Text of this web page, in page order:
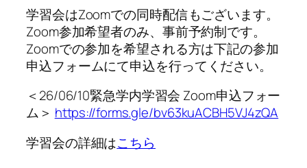
学習会はZoomでの同時配信もございます。
Zoom参加希望者のみ、事前予約制です。
Zoomでの参加を希望される方は下記の参加
申込フォームにて申込を行ってください。
＜26/06/10緊急学内学習会 Zoom申込フォー
ム＞ https://forms.gle/bv63kuACBH5VJ4zQA
学習会の詳細はこちら